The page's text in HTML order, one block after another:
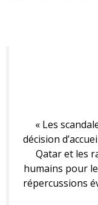
« Les
décision
Qatar et les
humains pour
répercussions